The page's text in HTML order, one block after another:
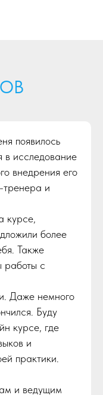
появилось
в исследование
внедрения его
тренера и
курсе,
более
Также
работы с
Даже немного
Буду
курсе, где
и
практики.
и ведущим